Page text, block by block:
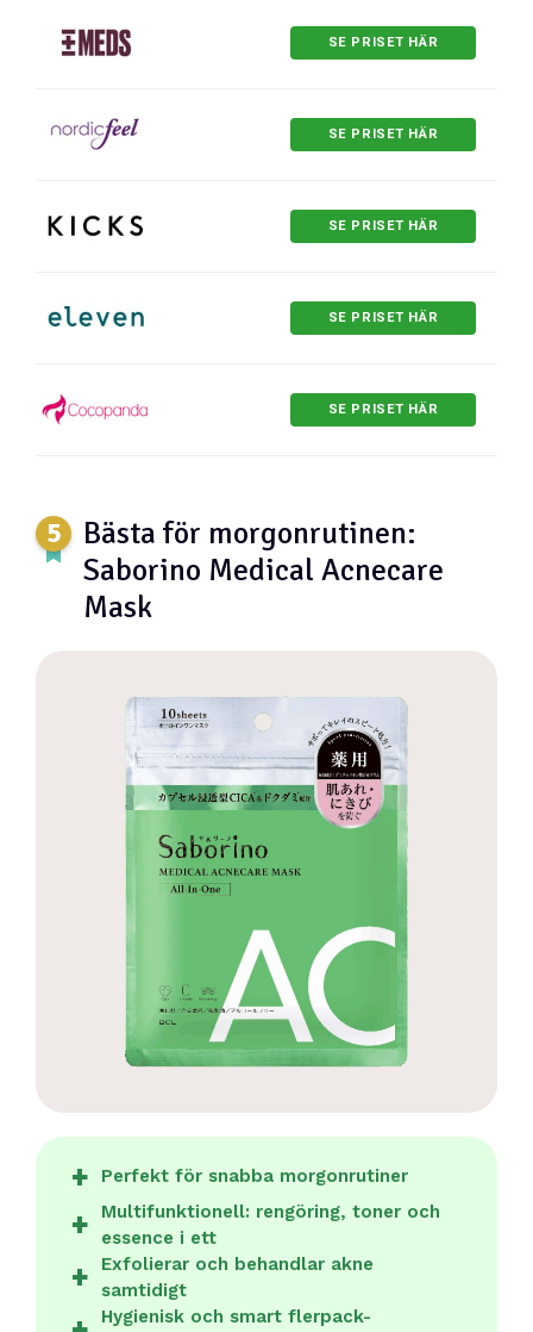
SE PRISET HÄR
SE PRISET HÄR
SE PRISET HÄR
SE PRISET HÄR
SE PRISET HÄR
Bästa för morgonrutinen:
Saborino Medical Acnecare
Mask
Perfekt för snabba morgonrutiner
Multifunktionell: rengöring, toner och
essence i ett
Exfolierar och behandlar akne
samtidigt
Hygienisk och smart flerpack-